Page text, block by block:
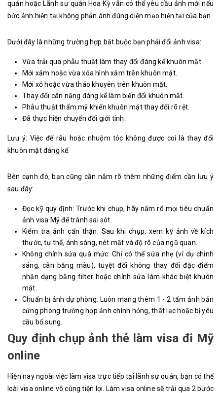
quán hoặc Lãnh sự quán Hoa Kỳ vẫn có thể yêu cầu ảnh mới nếu
bức ảnh hiện tại không phản ánh đúng diện mạo hiện tại của bạn.
Dưới đây là những trường hợp bắt buộc bạn phải đổi ảnh visa:
Vừa trải qua phẫu thuật làm thay đổi đáng kể khuôn mặt.
Mới xăm hoặc vừa xóa hình xăm trên khuôn mặt.
Mới xỏ hoặc vừa tháo khuyên trên khuôn mặt.
Thay đổi cân nặng đáng kể làm biến đổi khuôn mặt.
Phẫu thuật thẩm mỹ khiến khuôn mặt thay đổi rõ rệt.
Đã thực hiện chuyển đổi giới tính.
Lưu ý: Việc để râu hoặc nhuộm tóc không được coi là thay đổi
khuôn mặt đáng kể.
Bên cạnh đó, bạn cũng cần nắm rõ thêm những điểm cần lưu ý
sau đây:
Đọc kỹ quy định: Trước khi chụp, hãy nắm rõ mọi tiêu chuẩn
ảnh visa Mỹ để tránh sai sót.
Kiểm tra ảnh cẩn thận: Sau khi chụp, xem kỹ ảnh về kích
thước, tư thế, ánh sáng, nét mặt và độ rõ của ngũ quan.
Không chỉnh sửa quá mức: Chỉ có thể sửa nhẹ (ví dụ chỉnh
sáng, cân bằng màu), tuyệt đối không thay đổi đặc điểm
nhận dạng bằng filter hoặc chỉnh sửa làm khác biệt khuôn
mặt.
Chuẩn bị ảnh dự phòng: Luôn mang thêm 1 - 2 tấm ảnh bản
cứng phòng trường hợp ảnh chính hỏng, thất lạc hoặc bị yêu
cầu bổ sung.
Quy định chụp ảnh thẻ làm visa đi Mỹ
online
Hiện nay ngoài việc làm visa trực tiếp tại lãnh sự quán, bạn có thể
loài visa online vô cùng tiện lợi. Làm visa online sẽ trải qua 2 bước